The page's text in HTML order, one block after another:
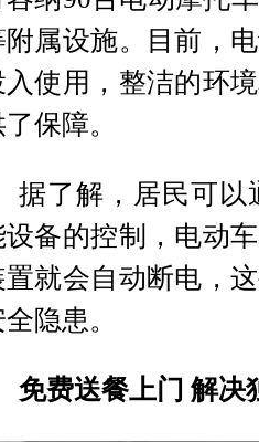
附属设施。目前，
入使用，整洁的环
保障。
据了解，居民可以
设备的控制，电动
置就会自动断电，
隐患。
免费送餐上门 解决